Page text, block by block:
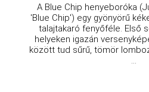
A Blue Chip henyeboróka
'Blue Chip') egy gyönyörű
talajtakaró fenyőféle. Első
helyeken igazán
között tud sűrű, tömör
...